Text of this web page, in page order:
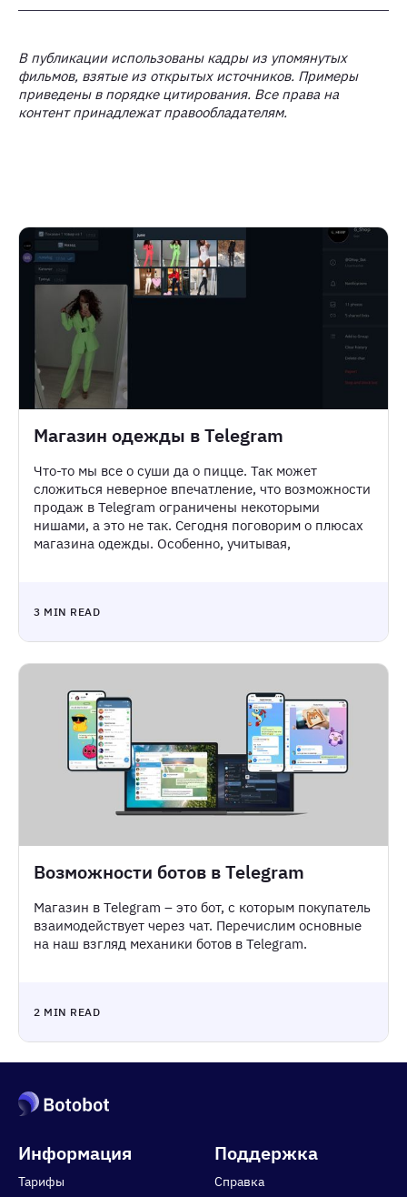
В публикации использованы кадры из упомянутых
фильмов, взятые из открытых источников. Примеры
приведены в порядке цитирования. Все права на
контент принадлежат правообладателям.
Магазин одежды в Telegram
Что-то мы все о суши да о пицце. Так может
сложиться неверное впечатление, что возможности
продаж в Telegram ограничены некоторыми
нишами, а это не так. Сегодня поговорим о плюсах
магазина одежды. Особенно, учитывая,
3 MIN READ
Возможности ботов в Telegram
Магазин в Telegram – это бот, с которым покупатель
взаимодействует через чат. Перечислим основные
на наш взгляд механики ботов в Telegram.
2 MIN READ
Информация
Тарифы
Поддержка
Справка